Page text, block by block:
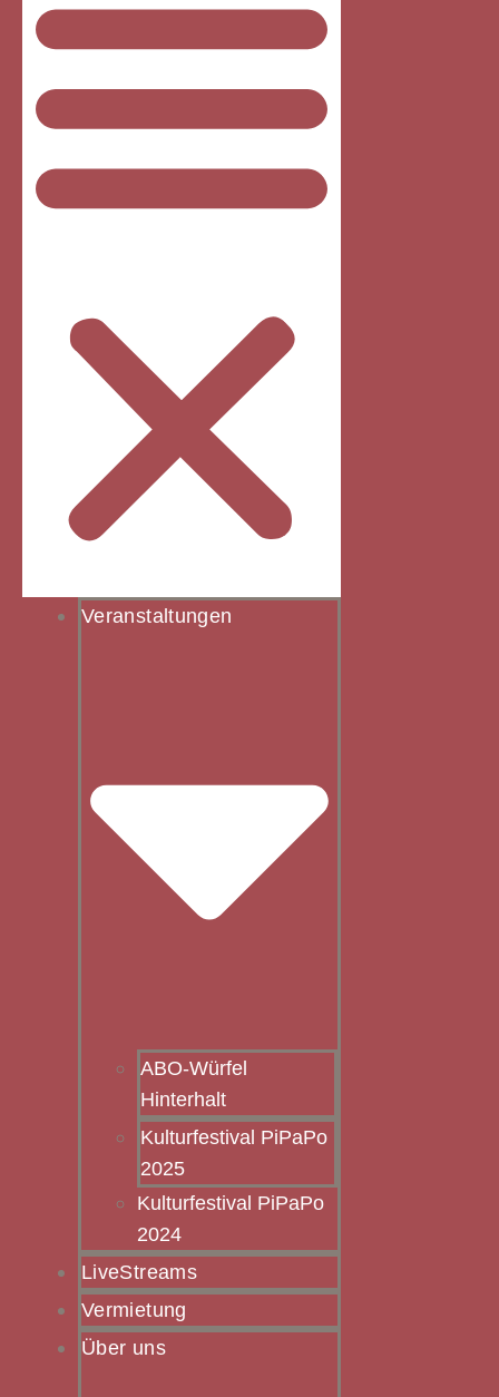
Veranstaltungen
ABO-Würfel
Hinterhalt
Kulturfestival PiPaPo
2025
Kulturfestival PiPaPo
2024
LiveStreams
Vermietung
Über uns